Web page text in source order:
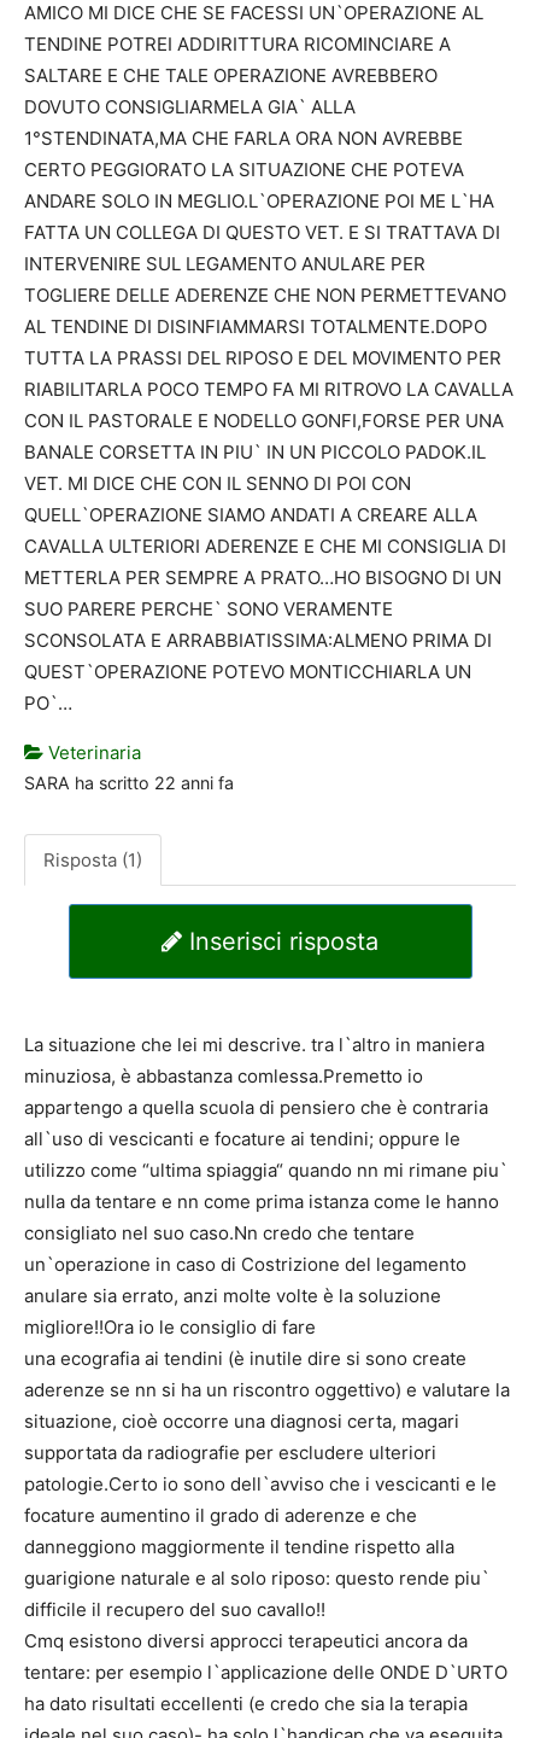
AMICO MI DICE CHE SE FACESSI UN`OPERAZIONE AL
TENDINE POTREI ADDIRITTURA RICOMINCIARE A
SALTARE E CHE TALE OPERAZIONE AVREBBERO
DOVUTO CONSIGLIARMELA GIA` ALLA
1°STENDINATA,MA CHE FARLA ORA NON AVREBBE
CERTO PEGGIORATO LA SITUAZIONE CHE POTEVA
ANDARE SOLO IN MEGLIO.L`OPERAZIONE POI ME L`HA
FATTA UN COLLEGA DI QUESTO VET. E SI TRATTAVA DI
INTERVENIRE SUL LEGAMENTO ANULARE PER
TOGLIERE DELLE ADERENZE CHE NON PERMETTEVANO
AL TENDINE DI DISINFIAMMARSI TOTALMENTE.DOPO
TUTTA LA PRASSI DEL RIPOSO E DEL MOVIMENTO PER
RIABILITARLA POCO TEMPO FA MI RITROVO LA CAVALLA
CON IL PASTORALE E NODELLO GONFI,FORSE PER UNA
BANALE CORSETTA IN PIU` IN UN PICCOLO PADOK.IL
VET. MI DICE CHE CON IL SENNO DI POI CON
QUELL`OPERAZIONE SIAMO ANDATI A CREARE ALLA
CAVALLA ULTERIORI ADERENZE E CHE MI CONSIGLIA DI
METTERLA PER SEMPRE A PRATO…HO BISOGNO DI UN
SUO PARERE PERCHE` SONO VERAMENTE
SCONSOLATA E ARRABBIATISSIMA:ALMENO PRIMA DI
QUEST`OPERAZIONE POTEVO MONTICCHIARLA UN
PO`…
Veterinaria
SARA ha scritto 22 anni fa
Risposta (1)
Inserisci risposta
La situazione che lei mi descrive. tra l`altro in maniera
minuziosa, è abbastanza comlessa.Premetto io
appartengo a quella scuola di pensiero che è contraria
all`uso di vescicanti e focature ai tendini; oppure le
utilizzo come “ultima spiaggia“ quando nn mi rimane piu`
nulla da tentare e nn come prima istanza come le hanno
consigliato nel suo caso.Nn credo che tentare
un`operazione in caso di Costrizione del legamento
anulare sia errato, anzi molte volte è la soluzione
migliore!!Ora io le consiglio di fare
una ecografia ai tendini (è inutile dire si sono create
aderenze se nn si ha un riscontro oggettivo) e valutare la
situazione, cioè occorre una diagnosi certa, magari
supportata da radiografie per escludere ulteriori
patologie.Certo io sono dell`avviso che i vescicanti e le
focature aumentino il grado di aderenze e che
danneggiono maggiormente il tendine rispetto alla
guarigione naturale e al solo riposo: questo rende piu`
difficile il recupero del suo cavallo!!
Cmq esistono diversi approcci terapeutici ancora da
tentare: per esempio l`applicazione delle ONDE D`URTO
ha dato risultati eccellenti (e credo che sia la terapia